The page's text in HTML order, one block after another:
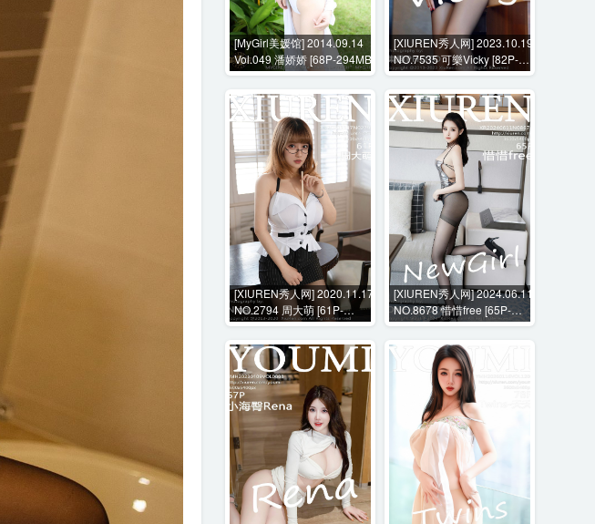
[MyGirl美媛馆] 2014.09.14
Vol.049 潘娇娇 [68P-294MB]
[XIUREN秀人网] 2023.10.19
NO.7535 可樂Vicky [82P-
629MB]
[XIUREN秀人网] 2020.11.17
NO.2794 周大萌 [61P-
547MB]
[XIUREN秀人网] 2024.06.11
NO.8678 惜惜free [65P-
777MB]